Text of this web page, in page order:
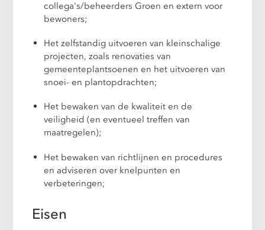
collega's/beheerders Groen en extern voor
bewoners;
Het zelfstandig uitvoeren van kleinschalige
projecten, zoals renovaties van
gemeenteplantsoenen en het uitvoeren van
snoei- en plantopdrachten;
Het bewaken van de kwaliteit en de
veiligheid (en eventueel treffen van
maatregelen);
Het bewaken van richtlijnen en procedures
en adviseren over knelpunten en
verbeteringen;
Eisen